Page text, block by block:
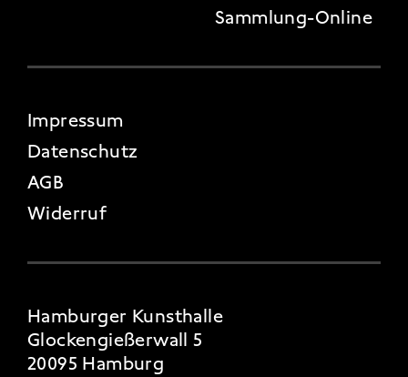
Sammlung-Online
FOOTER 4
Impressum
Datenschutz
AGB
Widerruf
Hamburger Kunsthalle
Glockengießerwall 5
20095 Hamburg